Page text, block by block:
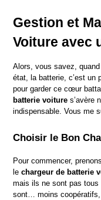
Gestion et
Voiture avec
Alors, vous savez,
état, la batterie, c’est un
pour garder ce cœur
batterie voiture s’avère
indispensable. Vous me
Choisir le Bon
Pour commencer,
le chargeur de batterie
mais ils ne sont pas tous
sont… moins